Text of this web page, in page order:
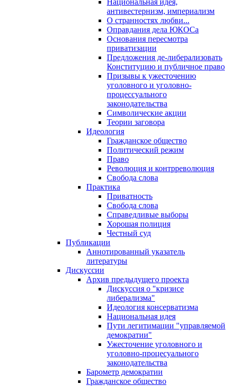
Национальная идея,
антивестернизм, империализм
О странностях любви...
Оправдания дела ЮКОСа
Основания пересмотра
приватизации
Предложения де-либерализовать
Конституцию и публичное право
Призывы к ужесточению
уголовного и уголовно-
процессуального
законодательства
Символические акции
Теории заговора
Идеология
Гражданское общество
Политический режим
Право
Революция и контрреволюция
Свобода слова
Практика
Приватность
Свобода слова
Справедливые выборы
Хорошая полиция
Честный суд
Публикации
Аннотированный указатель
литературы
Дискуссии
Архив предыдущего проекта
Дискуссия о "кризисе
либерализма"
Идеология консерватизма
Национальная идея
Пути легитимации "управляемой
демократии"
Ужесточение уголовного и
уголовно-процесуального
законодательства
Барометр демократии
Гражданское общество